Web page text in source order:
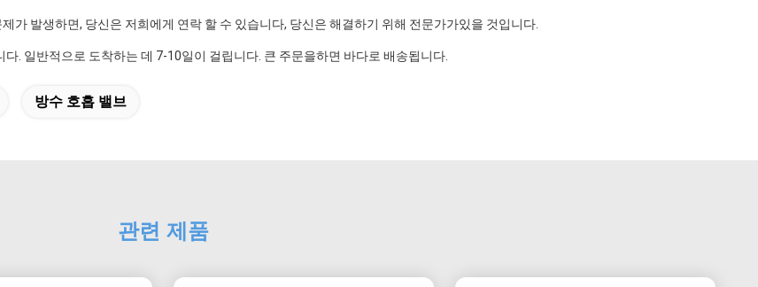
가 발생하면, 당신은 저희에게 연락 할 수 있습니다, 당신은 해결하기 위해 전문가가있을 것입니다.
. 일반적으로 도착하는 데 7-10일이 걸립니다. 큰 주문을하면 바다로 배송됩니다.
방수 호흡 밸브
관련 제품